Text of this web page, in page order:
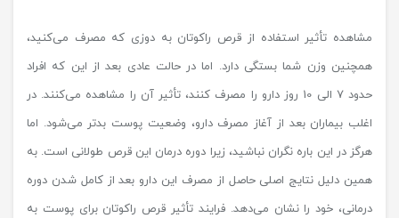
مشاهده تأثیر استفاده از قرص راکوتان به دوزی که مصرف می‌کنید،
همچنین وزن شما بستگی دارد. اما در حالت عادی بعد از این که افراد
حدود 7 الی 10 روز دارو را مصرف کنند، تأثیر آن را مشاهده می‌کنند. در
اغلب بیماران بعد از آغاز مصرف دارو، وضعیت پوست بدتر می‌شود. اما
هرگز در این باره نگران نباشید، زیرا دوره درمان این قرص طولانی است. به
همین دلیل نتایج اصلی حاصل از مصرف این دارو بعد از کامل شدن دوره
درمانی، خود را نشان می‌دهد. فرایند تأثیر قرص راکوتان برای پوست به